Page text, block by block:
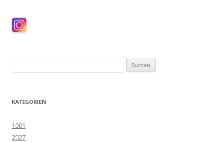
nach:
KATEGORIEN
1001
2027